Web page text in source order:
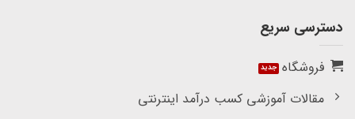
دسترسی سریع
فروشگاه
مقالات آموزشی کسب درآمد اینترنتی